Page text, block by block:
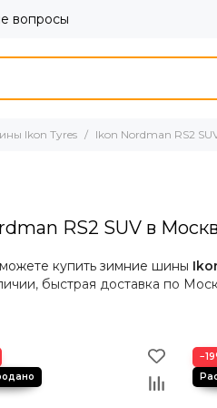
вопросы
Ikon Tyres Ikon Nordman RS2
RS2 SUV в
купить зимние шины
быстрая доставка по
SUV
— усиленная конструкция